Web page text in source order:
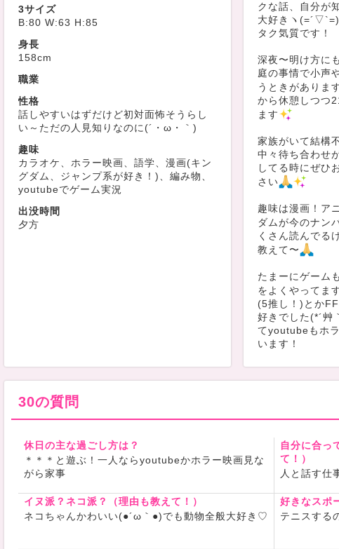
3サイズ
B:80 W:63 H:85
身長
158cm
職業
性格
話しやすいはずだけど初対面怖そうらし
い～ただの人見知りなのに(´・ω・｀)
趣味
カラオケ、ホラー映画、語学、漫画(キン
グダム、ジャンプ系が好き！)、編み物、
youtubeでゲーム実況
出没時間
夕方
クな話、自分が
大好きヽ
タク気質です！
深夜〜明け方に
庭の事情で小声
うときがありま
から休憩しつつ
ます
家族がいて結構
中々待ち合わせ
してる時にぜひ
さい
趣味は漫画！ア
ダムが今のナン
くさん読んでる
教えて〜
たまーにゲーム
をよくやってま
(5推し！)とか
好きでした(*´艸
てyoutubeもホ
います！
【好きなもの】
・漫画(あげきれ
ダダン/ハイキュ
スラ/封神演義/
・ゲーム(最近
APEX/ボーダー
ーズ/スカイリム
・カラオケ
・語学(デュオ
30の質問
休日の主な過ごし方は？
＊＊＊と遊ぶ！一人ならyoutubeかホラー映画見な
がら家事
自分に合っ
て！）
人と話す仕
イヌ派？ネコ派？（理由も教えて！）
ネコちゃんかわいい(●´ω｀●)でも動物全般大好き♡
好きなスポ
テニスする